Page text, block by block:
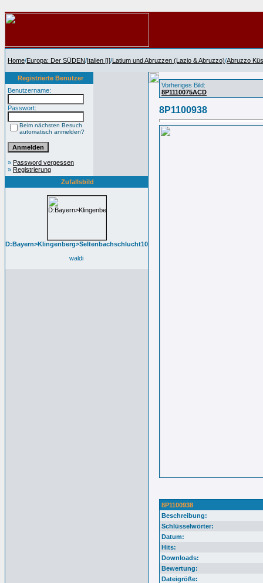
Home/Europa: Der SÜDEN/Italien [I]/Latium und Abruzzen (Lazio & Abruzzo)/Abruzzo
Registrierte Benutzer
Benutzername:
Passwort:
Beim nächsten Besuch
automatisch anmelden?
» Password vergessen
» Registrierung
Zufallsbild
D:Bayern>Klingenberg>Seltenbachschlucht10
waldi
Vorheriges Bild:
8P1110075ACD
8P1100938
8P1100938
Beschreibung:
Schlüsselwörter:
Datum:
Hits:
Downloads:
Bewertung:
Dateigröße: